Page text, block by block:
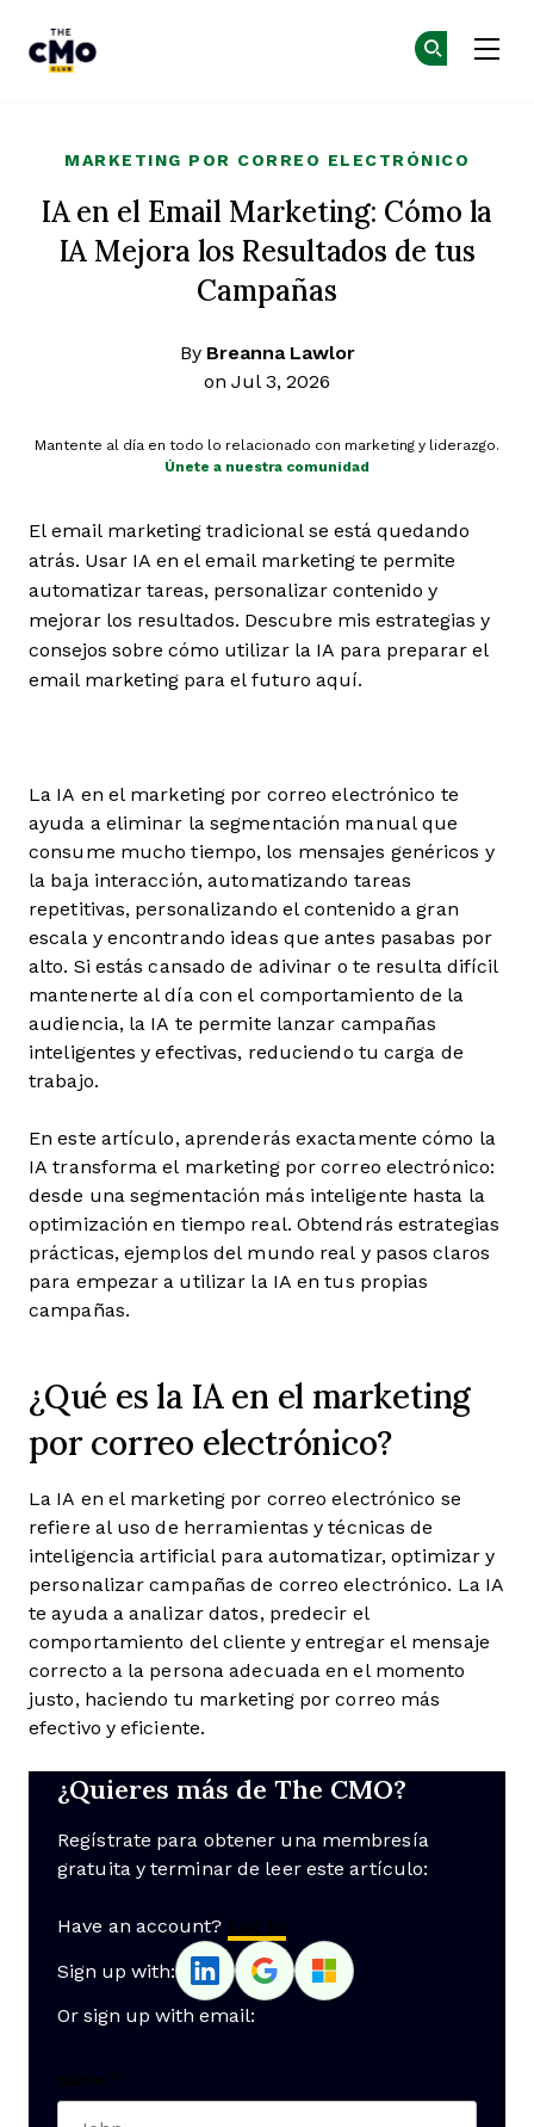
MARKETING POR CORREO ELECTRÓNICO
IA en el Email Marketing: Cómo la
IA Mejora los Resultados de tus
Campañas
By Breanna Lawlor
on Jul 3, 2026
Mantente al día en todo lo relacionado con marketing y liderazgo.
Únete a nuestra comunidad
El email marketing tradicional se está quedando
atrás. Usar IA en el email marketing te permite
automatizar tareas, personalizar contenido y
mejorar los resultados. Descubre mis estrategias y
consejos sobre cómo utilizar la IA para preparar el
email marketing para el futuro aquí.
La IA en el marketing por correo electrónico te
ayuda a eliminar la segmentación manual que
consume mucho tiempo, los mensajes genéricos y
la baja interacción, automatizando tareas
repetitivas, personalizando el contenido a gran
escala y encontrando ideas que antes pasabas por
alto. Si estás cansado de adivinar o te resulta difícil
mantenerte al día con el comportamiento de la
audiencia, la IA te permite lanzar campañas
inteligentes y efectivas, reduciendo tu carga de
trabajo.
En este artículo, aprenderás exactamente cómo la
IA transforma el marketing por correo electrónico:
desde una segmentación más inteligente hasta la
optimización en tiempo real. Obtendrás estrategias
prácticas, ejemplos del mundo real y pasos claros
para empezar a utilizar la IA en tus propias
campañas.
¿Qué es la IA en el marketing
por correo electrónico?
La IA en el marketing por correo electrónico se
refiere al uso de herramientas y técnicas de
inteligencia artificial para automatizar, optimizar y
personalizar campañas de correo electrónico. La IA
te ayuda a analizar datos, predecir el
comportamiento del cliente y entregar el mensaje
correcto a la persona adecuada en el momento
justo, haciendo tu marketing por correo más
efectivo y eficiente.
¿Quieres más de The CMO?
Regístrate para obtener una membresía
gratuita y terminar de leer este artículo:
Have an account? Log In
Sign up with:
Or sign up with email:
Name *